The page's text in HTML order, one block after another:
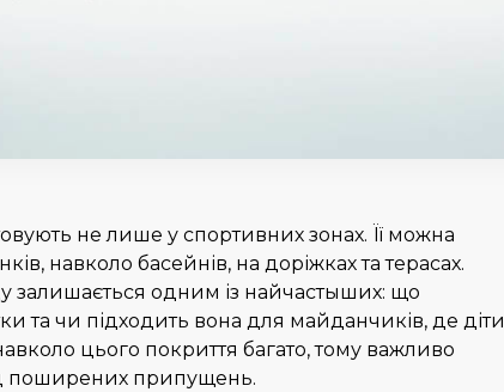
не лише у спортивних зонах. Її можна
навколо басейнів, на доріжках та терасах.
залишається одним із найчастыших: що
та чи підходить вона для майданчиків, де діти
цього покриття багато, тому важливо
поширених припущень.